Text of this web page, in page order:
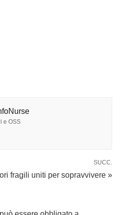
e OSS
SUCC.
fragili uniti per sopravvivere »